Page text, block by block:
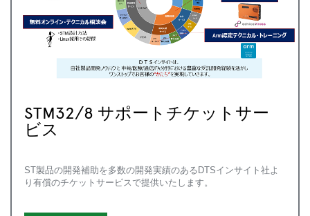
STM32/8 サポートチケットサー
ビス
ST製品の開発補助を多数の開発実績のあるDTSインサイト社よ
り有償のチケットサービスで提供いたします。